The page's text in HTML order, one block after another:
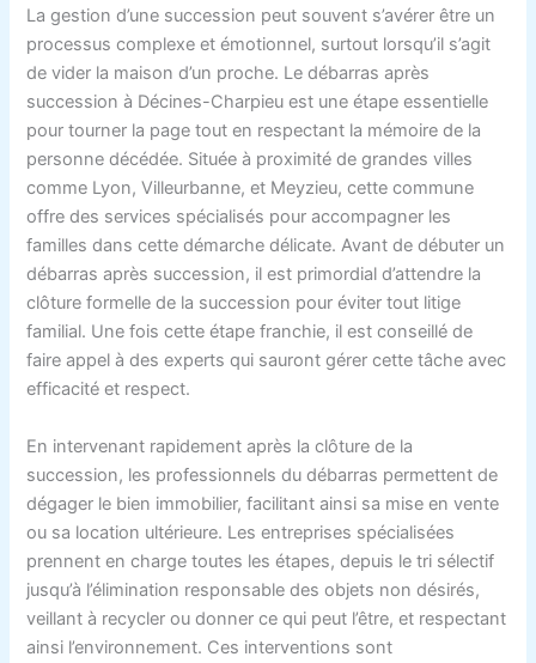
La gestion d’une succession peut souvent s’avérer être un
processus complexe et émotionnel, surtout lorsqu’il s’agit
de vider la maison d’un proche. Le débarras après
succession à Décines-Charpieu est une étape essentielle
pour tourner la page tout en respectant la mémoire de la
personne décédée. Située à proximité de grandes villes
comme Lyon, Villeurbanne, et Meyzieu, cette commune
offre des services spécialisés pour accompagner les
familles dans cette démarche délicate. Avant de débuter un
débarras après succession, il est primordial d’attendre la
clôture formelle de la succession pour éviter tout litige
familial. Une fois cette étape franchie, il est conseillé de
faire appel à des experts qui sauront gérer cette tâche avec
efficacité et respect.
En intervenant rapidement après la clôture de la
succession, les professionnels du débarras permettent de
dégager le bien immobilier, facilitant ainsi sa mise en vente
ou sa location ultérieure. Les entreprises spécialisées
prennent en charge toutes les étapes, depuis le tri sélectif
jusqu’à l’élimination responsable des objets non désirés,
veillant à recycler ou donner ce qui peut l’être, et respectant
ainsi l’environnement. Ces interventions sont